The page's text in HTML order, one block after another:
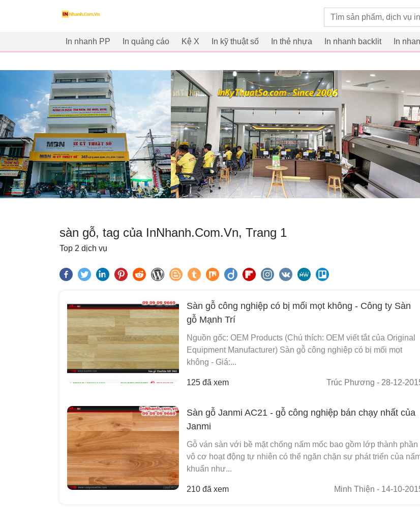
innhanh.com.vn Từ khoá tìm kiếm
In nhanh PP In quảng cáo Kệ X In kỹ thuật số In thẻ nhựa In nhanh backlit In
sàn gỗ, tag của InNhanh.Com.Vn, Trang 1
Top 2 dịch vụ
Sàn gỗ công nghiệp có bị mối mọt không - Công ty Sàn
gỗ Mạnh Trí
Nguồn gốc: OEM Products (Chú thích: OEM viết tắt của Original
Equipment Manufacturer) Sàn gỗ công nghiệp có bị mối mọt
không - Giá:...
125 đã xem Trúc Phương - 28-12-
Sàn gỗ Janmi AC21 - gỗ công nghiệp bán chạy nhất của
Janmi
Gỗ ván sàn với bề mặt chống nấm mốc bao gồm lớp thành phần
vô cơ hoạt động tự nhiên có thể ngăn chặn sự phát triển của
khuẩn như...
210 đã xem Minh Thiện - 14-10-